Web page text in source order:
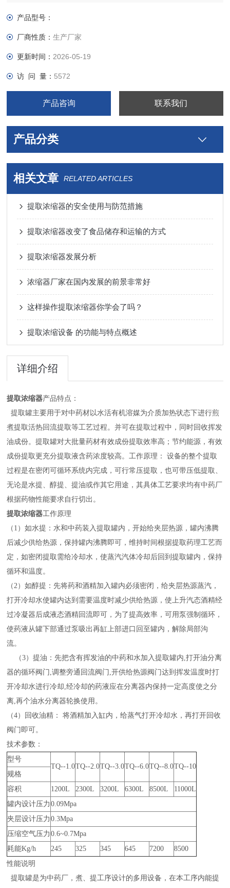
产品型号：
厂商性质：生产厂家
更新时间： 2026-05-19
访 问 量： 5572
产品咨询 联系我们
产品分类
相关文章 RELATED ARTICLES
提取浓缩器的安全使用与防范措施
提取浓缩器改变了食品储存和运输的方式
提取浓缩器发展分析
浓缩器厂家在国内发展的前景非常好
这样操作提取浓缩器你学会了吗？
提取浓缩设备 的功能与特点概述
详细介绍
提取浓缩器产品特点：
提取罐主要用于对中药材以水活有机溶媒为介质加热状态下进行煎
煮提取活热回流提取等工艺过程。并可在提取过程中，同时回收挥发
油成份。提取罐对大批量药材有效成份提取效率高；节约能源，有效
成份提取更充分提取液含药浓度较高。工作原理： 设备的整个提取
过程是在密闭可循环系统内完成，可行常压提取，也可带压低提取、
无论是水提、醇提、提油或作其它用途，其具体工艺要求均有中药厂
根据药物性能要求自行切出。
提取浓缩器工作原理
（1）如水提：水和中药装入提取罐内，开始给夹层热源，罐内沸腾
后减少供给热源，保持罐内沸腾即可，维持时间根据提取药理工艺而
定，如密闭提取需给冷却水，使蒸汽汽体冷却后回到提取罐内，保持
循环和温度。
（2）如醇提：先将药和酒精加入罐内必须密闭，给夹层热源蒸汽，
打开冷却水使罐内达到需要温度时减少供给热源，使上升汽态酒精经
过冷凝器后成液态酒精回流即可，为了提高效率，可用泵强制循环，
使药液从罐下部通过泵吸出再缸上部进口回至罐内，解除局部沟
流。
（3）提油：先把含有挥发油的中药和水加入提取罐内,打开油分离
器的循环阀门,调整旁通回流阀门,开供给热源阀门达到挥发温度时打
开冷却水进行冷却,经冷却的药液应在分离器内保持一定高度使之分
离,再个油水分离器轮换使用。
（4）回收油精： 将酒精加入缸内，给蒸气打开冷却水，再打开回收
阀门即可。
技术参数：
型号
TQ--1.0TQ--2.0TQ--3.0TQ--6.0TQ--8.0TQ--10
规格
容积
1200L 2300L 3200L 6300L 8500L
11000L
罐内设计压力 0.09Mpa
夹层设计压力 0.3Mpa
压缩空气压力 0.6~0.7Mpa
耗能Kg/h
245 325 345 645 7200
8500
性能说明
提取罐是为中药厂，煮、提工序设计的多用设备，在本工序内能提